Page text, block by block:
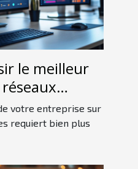
le meilleur
entreprise
votre entreprise sur
requiert bien plus